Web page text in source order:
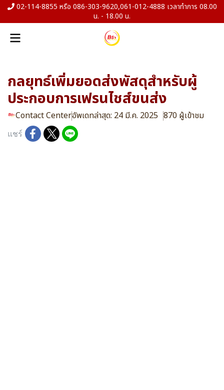
02-114-8855 หรือ 086-303-9620,061-012-4888 เวลาทำการ 08.00
น. - 18.00 น.
กลยุทธ์เพิ่มยอดส่งพัสดุสำหรับผู้
ประกอบการเฟรนไชส์ขนส่ง
Contact Centerอัพเดทล่าสุด: 24 มี.ค. 2025 870 ผู้เข้าชม
แชร์